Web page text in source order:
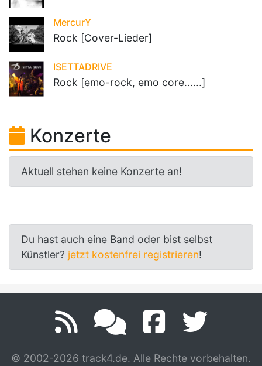
MercurY
Rock [Cover-Lieder]
ISETTADRIVE
Rock [emo-rock, emo core......]
Konzerte
Aktuell stehen keine Konzerte an!
Du hast auch eine Band oder bist selbst
Künstler? jetzt kostenfrei registrieren!
© 2002-2026 track4.de. Alle Rechte vorbehalten.